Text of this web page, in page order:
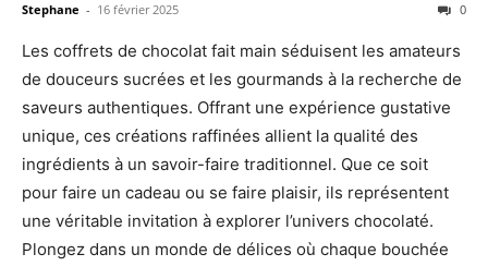
Stephane - 16 février 2025 0
Les coffrets de chocolat fait main séduisent les amateurs
de douceurs sucrées et les gourmands à la recherche de
saveurs authentiques. Offrant une expérience gustative
unique, ces créations raffinées allient la qualité des
ingrédients à un savoir-faire traditionnel. Que ce soit
pour faire un cadeau ou se faire plaisir, ils représentent
une véritable invitation à explorer l’univers chocolaté.
Plongez dans un monde de délices où chaque bouchée